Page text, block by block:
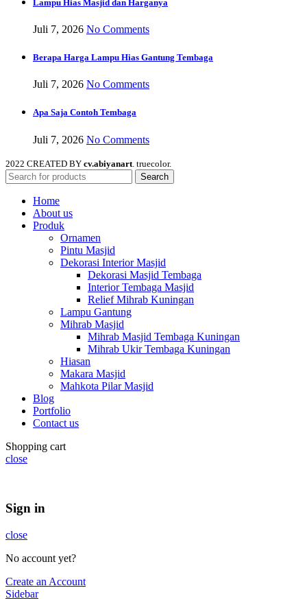
Lampu Hias Masjid dan Harganya
Juli 7, 2026 No Comments
Berapa Harga Lampu Hias Gantung Tembaga
Juli 7, 2026 No Comments
Apa Saja Contoh Tembaga
Juli 7, 2026 No Comments
2022 CREATED BY cv.abiyanart . truecolor.
Search
Home
About us
Produk
Ornamen
Pintu Masjid
Dekorasi Interior Masjid
Dekorasi Masjid Tembaga
Interior Tembaga Masjid
Relief Mihrab Kuningan
Lampu Gantung
Mihrab Masjid
Mihrab Masjid Tembaga Kuningan
Mihrab Ukir Tembaga Kuningan
Hiasan
Makara Masjid
Mahkota Pilar Masjid
Blog
Portfolio
Contact us
Shopping cart
close
Sign in
close
No account yet?
Create an Account
Sidebar